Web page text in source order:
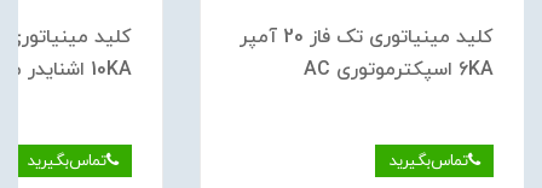
کلید مينياتوری تک فاز 20 آمپر
6KA اسپکترموتوری AC
تماس‌بگیرید
10KA اشنایدر موتوری DC
تماس‌بگیرید